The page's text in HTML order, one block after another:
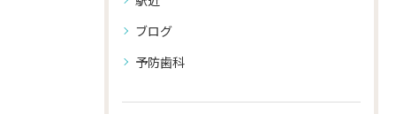
ブログ
予防歯科